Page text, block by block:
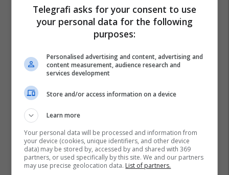
Telegrafi asks for your consent to use
your personal data for the following
purposes:
Personalised advertising and content, advertising and
content measurement, audience research and
services development
Store and/or access information on a device
Learn more
Your personal data will be processed and information from
your device (cookies, unique identifiers, and other device
data) may be stored by, accessed by and shared with 369
partners, or used specifically by this site. We and our partners
may use precise geolocation data. List of partners.